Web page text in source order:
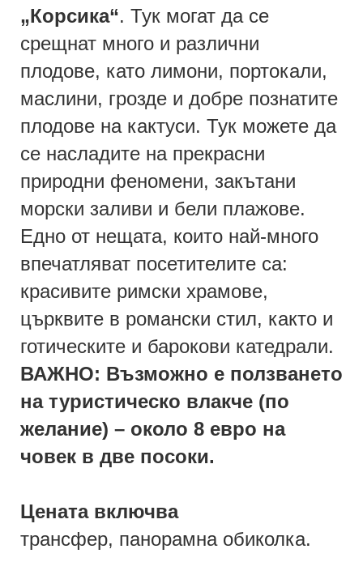
„Корсика“. Тук могат да се
срещнат много и различни
плодове, като лимони, портокали,
маслини, грозде и добре познатите
плодове на кактуси. Тук можете да
се насладите на прекрасни
природни феномени, закътани
морски заливи и бели плажове.
Едно от нещата, които най-много
впечатляват посетителите са:
красивите римски храмове,
църквите в романски стил, както и
готическите и барокови катедрали.
ВАЖНО: Възможно е ползването
на туристическо влакче (по
желание) – около 8 евро на
човек в две посоки.
Цената включва
трансфер, панорамна обиколка.